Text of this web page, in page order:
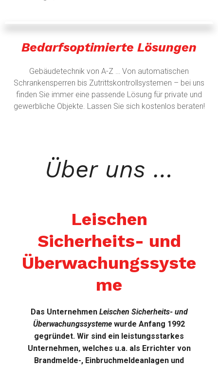
Bedarfsoptimierte Lösungen
Gebäudetechnik von A-Z … Von automatischen
Schrankensperren bis Zutrittskontrollsystemen – bei uns
finden Sie immer eine passende Lösung für private und
gewerbliche Objekte. Lassen Sie sich kostenlos beraten!
Über uns …
Leischen
Sicherheits- und
Überwachungssyste
me
Das UnternehmenLeischen Sicherheits- und
Überwachungssysteme wurde Anfang 1992
gegründet. Wir sind ein leistungsstarkes
Unternehmen, welches u.a. als Errichter von
Brandmelde-, Einbruchmeldeanlagen und